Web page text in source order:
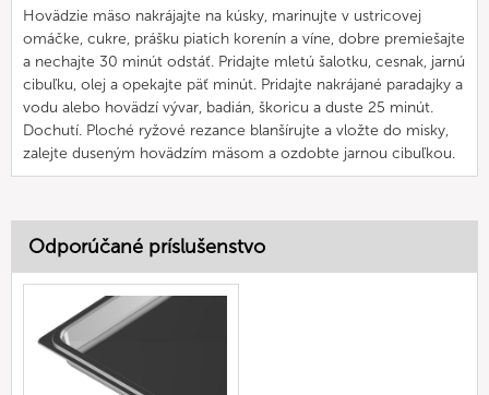
Hovädzie mäso nakrájajte na kúsky, marinujte v ustricovej
omáčke, cukre, prášku piatich korenín a víne, dobre premiešajte
a nechajte 30 minút odstáť. Pridajte mletú šalotku, cesnak, jarnú
cibuľku, olej a opekajte päť minút. Pridajte nakrájané paradajky a
vodu alebo hovädzí vývar, badián, škoricu a duste 25 minút.
Dochutí. Ploché ryžové rezance blanšírujte a vložte do misky,
zalejte duseným hovädzím mäsom a ozdobte jarnou cibuľkou.
Odporúčané príslušenstvo